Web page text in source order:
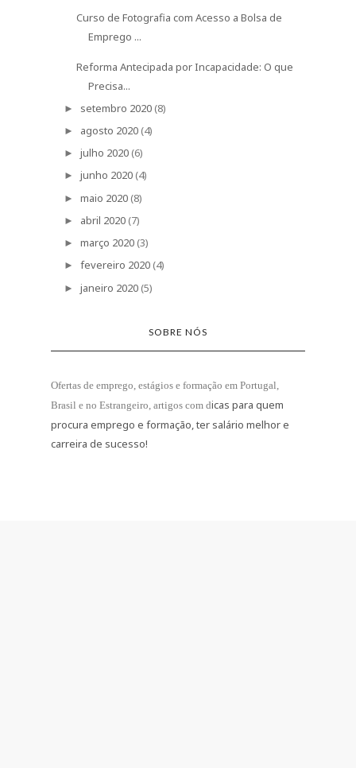
Curso de Fotografia com Acesso a Bolsa de
Emprego ...
Reforma Antecipada por Incapacidade: O que
Precisa...
► setembro 2020 (8)
► agosto 2020 (4)
► julho 2020 (6)
► junho 2020 (4)
► maio 2020 (8)
► abril 2020 (7)
► março 2020 (3)
► fevereiro 2020 (4)
► janeiro 2020 (5)
SOBRE NÓS
Ofertas de emprego, estágios e formação em Portugal,
Brasil e no Estrangeiro , artigos com dicas para quem
procura emprego e formação, ter salário melhor e
carreira de sucesso!